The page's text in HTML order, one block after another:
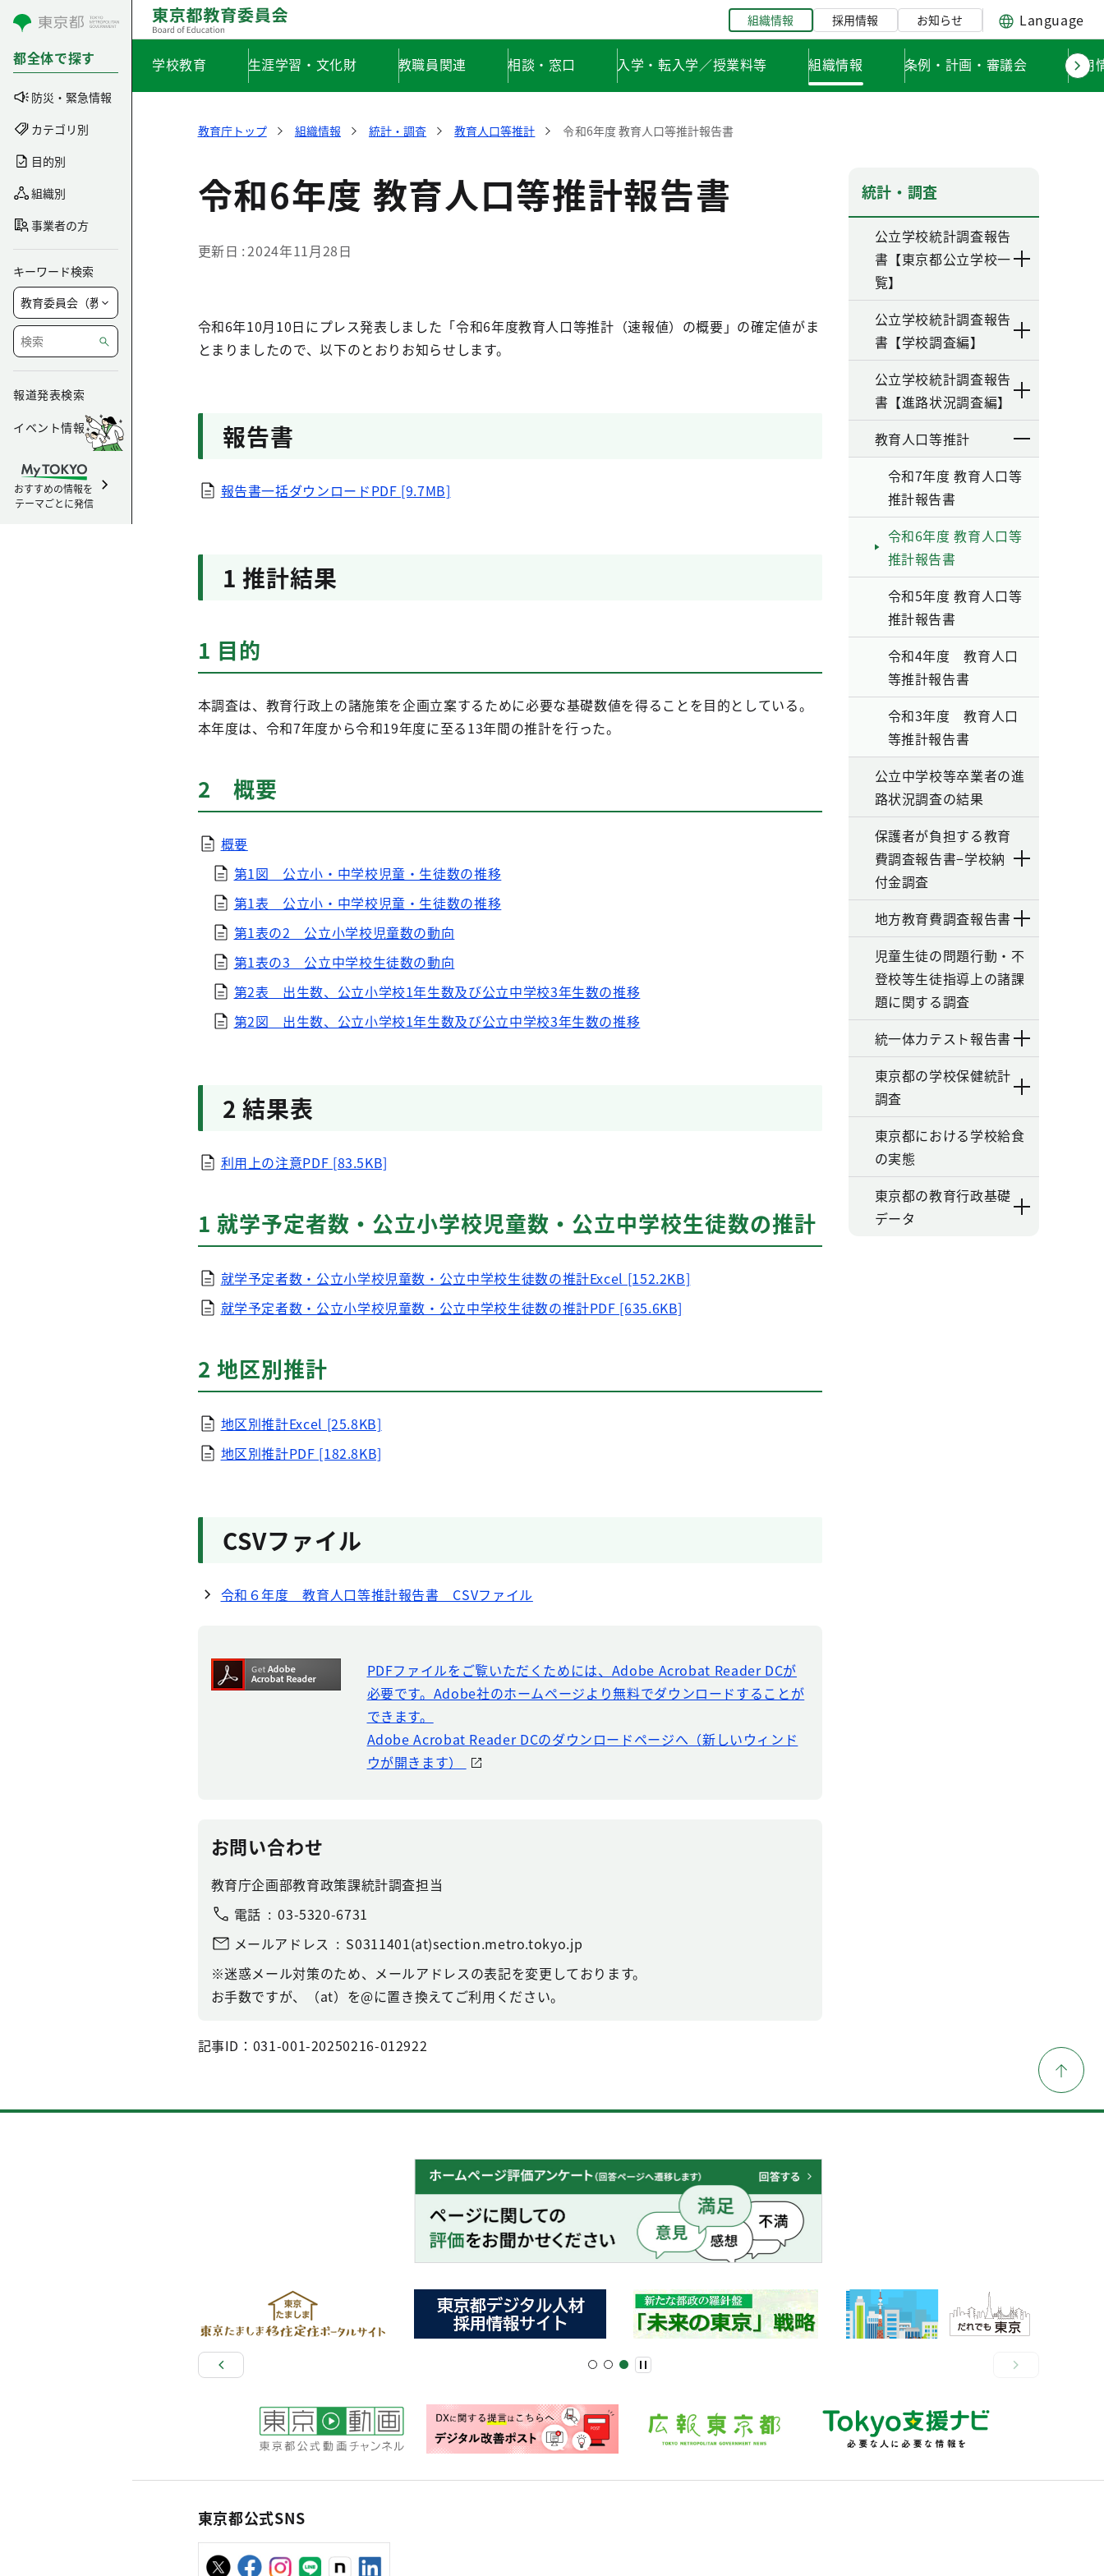
コンテンツにスキップ
都全体で探す
防災・緊急情報
カテゴリ別
目的別
組織別
事業者の方
キーワード検索
報道発表検索
イベント情報
おすすめの情報を
テーマごとに発信
組織情報 採用情報 お知らせ Language
学校教育 生涯学習・文化財 教職員関連 相談・窓口 入学・転入学／授業料等 組織情報 条例・計画・審議会 採用
教育庁トップ 組織情報 統計・調査 教育人口等推計 令和6年度 教育人口等推計報告書
令和6年度 教育人口等推計報告書
更新日 2024年11月28日
令和6年10月10日にプレス発表しました「令和6年度教育人口等推計（速報値）の概要」の確定値がま
とまりましたので、以下のとおりお知らせします。
報告書
報告書一括ダウンロードPDF [9.7MB]
1 推計結果
1 目的
本調査は、教育行政上の諸施策を企画立案するために必要な基礎数値を得ることを目的としている。
本年度は、令和7年度から令和19年度に至る13年間の推計を行った。
2 概要
概要
第1図 公立小・中学校児童・生徒数の推移
第1表 公立小・中学校児童・生徒数の推移
第1表の2 公立小学校児童数の動向
第1表の3 公立中学校生徒数の動向
第2表 出生数、公立小学校1年生数及び公立中学校3年生数の推移
第2図 出生数、公立小学校1年生数及び公立中学校3年生数の推移
2 結果表
利用上の注意PDF [83.5KB]
1 就学予定者数・公立小学校児童数・公立中学校生徒数の推計
就学予定者数・公立小学校児童数・公立中学校生徒数の推計Excel [152.2KB]
就学予定者数・公立小学校児童数・公立中学校生徒数の推計PDF [635.6KB]
2 地区別推計
地区別推計Excel [25.8KB]
地区別推計PDF [182.8KB]
CSVファイル
令和６年度 教育人口等推計報告書 CSVファイル
PDFファイルをご覧いただくためには、Adobe Acrobat Reader DCが
必要です。Adobe社のホームページより無料でダウンロードすることが
できます。
Adobe Acrobat Reader DCのダウンロードページへ（新しいウィンド
ウが開きます）
お問い合わせ
教育庁企画部教育政策課統計調査担当
電話
03-5320-6731
メールアドレス
S0311401(at)section.metro.tokyo.jp
※迷惑メール対策のため、メールアドレスの表記を変更しております。
お手数ですが、（at）を@に置き換えてご利用ください。
記事ID：031-001-20250216-012922
統計・調査
公立学校統計調査報告
書【東京都公立学校一
覧】
公立学校統計調査報告
書【学校調査編】
公立学校統計調査報告
書【進路状況調査編】
教育人口等推計
令和7年度 教育人口等
推計報告書
令和6年度 教育人口等
推計報告書
令和5年度 教育人口等
推計報告書
令和4年度 教育人口
等推計報告書
令和3年度 教育人口
等推計報告書
公立中学校等卒業者の進
路状況調査の結果
保護者が負担する教育
費調査報告書−学校納
付金調査
地方教育費調査報告書
児童生徒の問題行動・不
登校等生徒指導上の諸課
題に関する調査
統一体力テスト報告書
東京都の学校保健統計
調査
東京都における学校給食
の実態
東京都の教育行政基礎
データ
東京都公式SNS